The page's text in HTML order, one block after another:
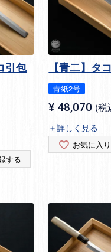
引包
する
【青二】タ
青紙2号
¥ 48,070 税
＋詳しく見る
お気に入